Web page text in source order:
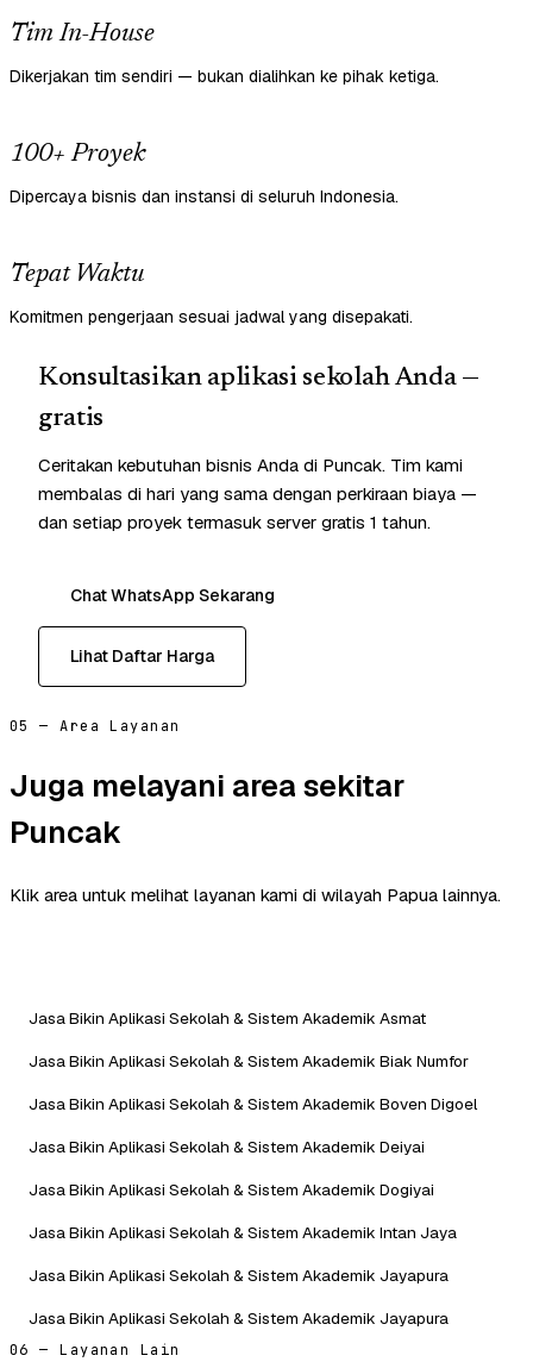
Tim In-House
Dikerjakan tim sendiri — bukan dialihkan ke pihak ketiga.
100+ Proyek
Dipercaya bisnis dan instansi di seluruh Indonesia.
Tepat Waktu
Komitmen pengerjaan sesuai jadwal yang disepakati.
Konsultasikan aplikasi sekolah Anda —
gratis
Ceritakan kebutuhan bisnis Anda di Puncak. Tim kami
membalas di hari yang sama dengan perkiraan biaya —
dan setiap proyek termasuk server gratis 1 tahun.
Chat WhatsApp Sekarang
Lihat Daftar Harga
05 — Area Layanan
Juga melayani area sekitar
Puncak
Klik area untuk melihat layanan kami di wilayah Papua lainnya.
Jasa Bikin Aplikasi Sekolah & Sistem Akademik Asmat
Jasa Bikin Aplikasi Sekolah & Sistem Akademik Biak Numfor
Jasa Bikin Aplikasi Sekolah & Sistem Akademik Boven Digoel
Jasa Bikin Aplikasi Sekolah & Sistem Akademik Deiyai
Jasa Bikin Aplikasi Sekolah & Sistem Akademik Dogiyai
Jasa Bikin Aplikasi Sekolah & Sistem Akademik Intan Jaya
Jasa Bikin Aplikasi Sekolah & Sistem Akademik Jayapura
Jasa Bikin Aplikasi Sekolah & Sistem Akademik Jayapura
06 — Layanan Lain